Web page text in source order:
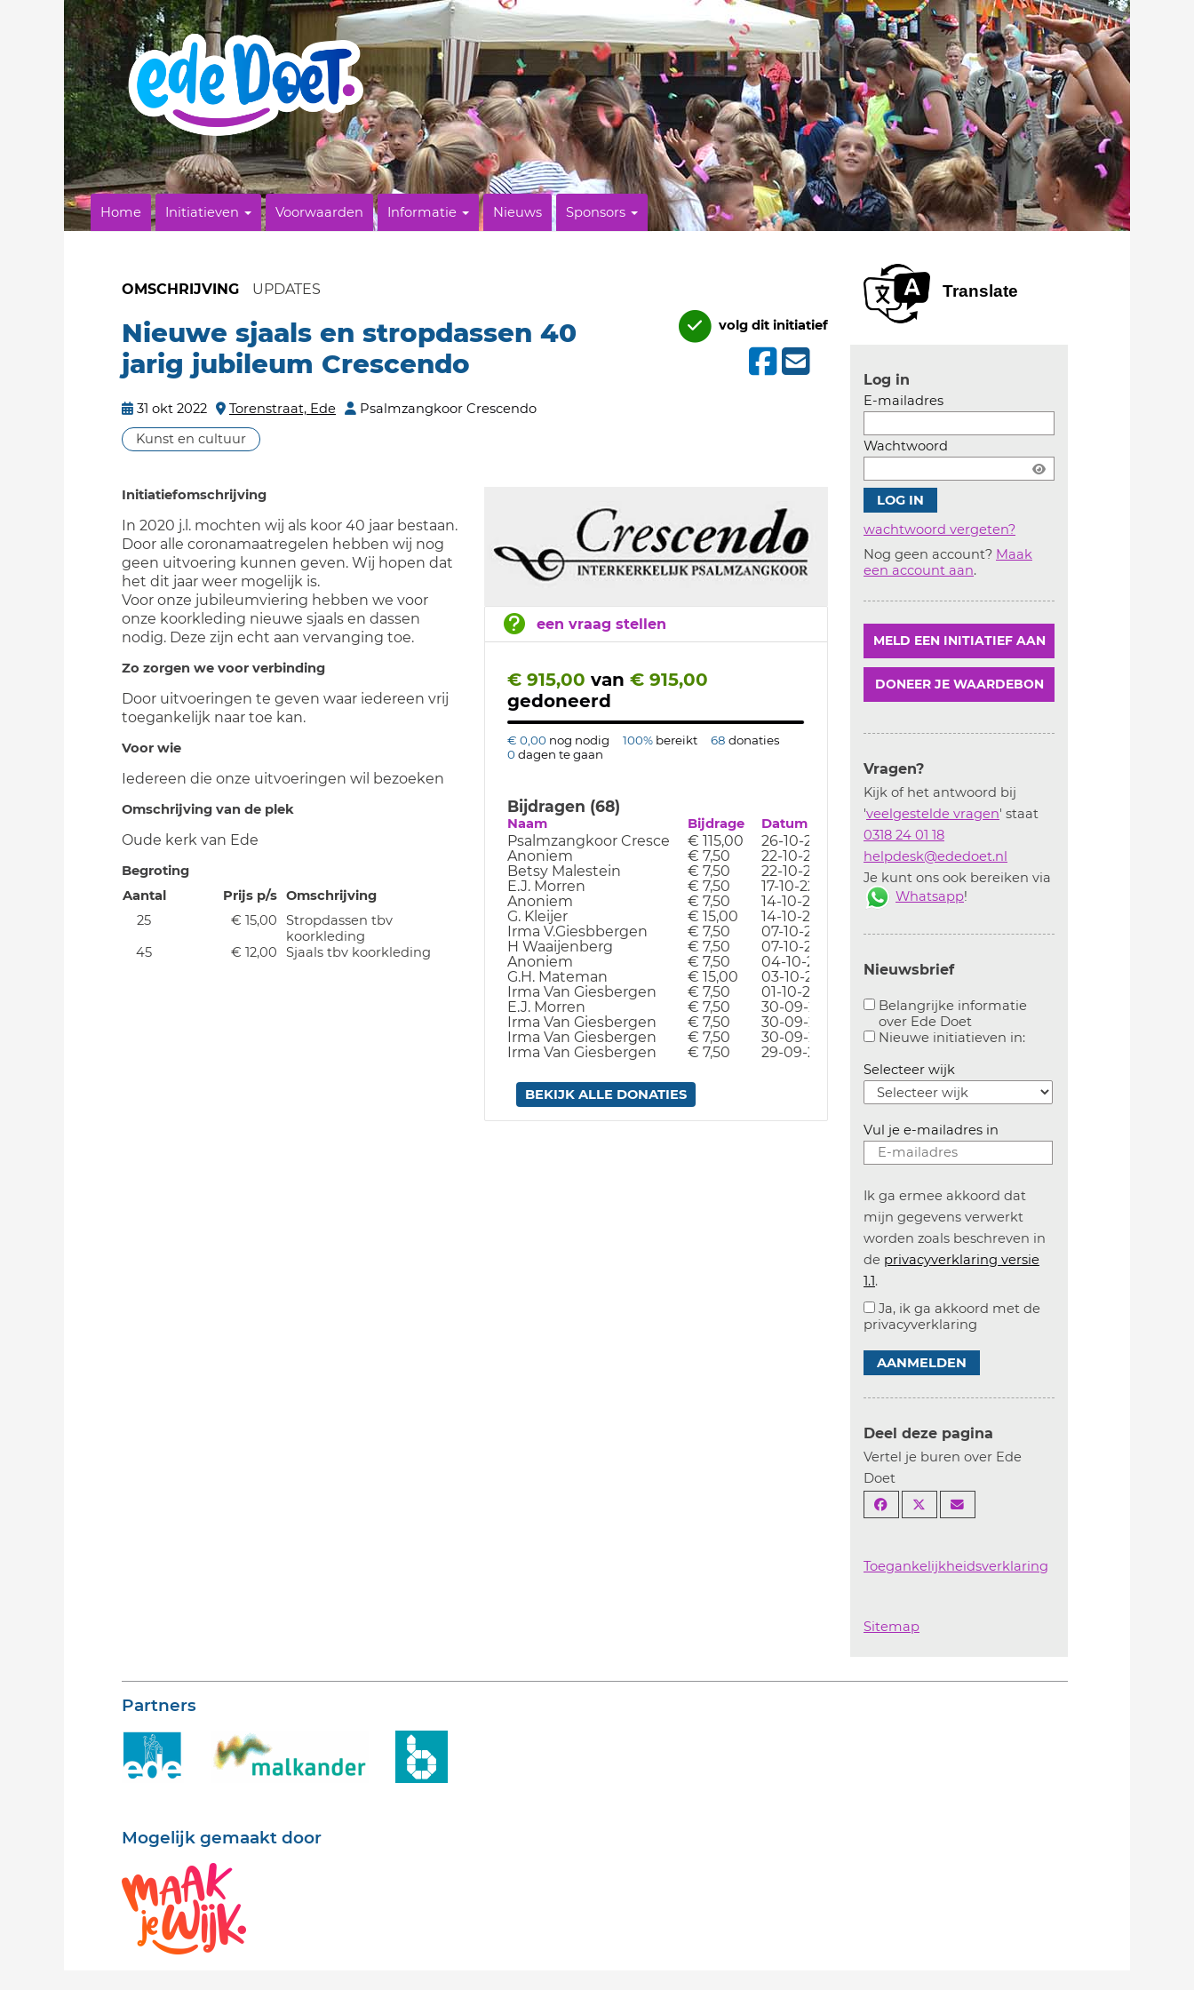
Home Initiatieven Voorwaarden Informatie Nieuws Sponsors
OMSCHRIJVING UPDATES
Nieuwe sjaals en stropdassen 40
jarig jubileum Crescendo
31 okt 2022 Torenstraat, Ede
Psalmzangkoor Crescendo
Kunst en cultuur
volg dit initiatief
een vraag stellen
€ 915,00 van € 915,00
gedoneerd
€ 0,00 nog nodig 100% bereikt 68 donaties
0dagen te gaan
Bijdragen (68)
Naam Bijdrage Datum
Psalmzangkoor Cresce € 115,00
26-10-22
Anoniem
€ 7,50
22-10-22
Betsy Malestein
€ 7,50
22-10-22
E.J. Morren
€ 7,50
17-10-22
Anoniem
€ 7,50
14-10-22
G. Kleijer
€ 15,00
14-10-22
Irma V.Giesbbergen
€ 7,50
07-10-22
H Waaijenberg
€ 7,50
07-10-22
Anoniem
€ 7,50
04-10-22
G.H. Mateman
€ 15,00
03-10-22
Irma Van Giesbergen
€ 7,50
01-10-22
E.J. Morren
€ 7,50
30-09-22
Irma Van Giesbergen
€ 7,50
30-09-22
Irma Van Giesbergen
€ 7,50
30-09-22
Irma Van Giesbergen
€ 7,50 29-09-22
BEKIJK ALLE DONATIES
Initiatiefomschrijving
In 2020 j.l. mochten wij als koor 40 jaar bestaan.
Door alle coronamaatregelen hebben wij nog
geen uitvoering kunnen geven. Wij hopen dat
het dit jaar weer mogelijk is.
Voor onze jubileumviering hebben we voor
onze koorkleding nieuwe sjaals en dassen
nodig. Deze zijn echt aan vervanging toe.
Zo zorgen we voor verbinding
Door uitvoeringen te geven waar iedereen vrij
toegankelijk naar toe kan.
Voor wie
Iedereen die onze uitvoeringen wil bezoeken
Omschrijving van de plek
Oude kerk van Ede
Begroting
Aantal
Prijs p/s Omschrijving
25
€ 15,00
Stropdassen tbv
koorkleding
45
€ 12,00 Sjaals tbv koorkleding
Translate
Log in
E-mailadres
Wachtwoord
wachtwoord vergeten?
Nog geen account? Maak
een account aan.
MELD EEN INITIATIEF AAN
DONEER JE WAARDEBON
Vragen?
Kijk of het antwoord bij
'veelgestelde vragen' staat
0318 24 01 18
helpdesk@ededoet.nl
Je kunt ons ook bereiken via
Whatsapp!
Nieuwsbrief
Belangrijke informatie
over Ede Doet
Aanvinken om belangrijke informatie over
Nieuwe initiatieven in:Aanvinken om
Selecteer wijk
Vul je e-mailadres in
Ik ga ermee akkoord dat
mijn gegevens verwerkt
worden zoals beschreven in
de privacyverklaring versie
1.1.
Ja, ik ga akkoord met de
privacyverklaring
AANMELDEN
Deel deze pagina
Vertel je buren over Ede
Doet
Toegankelijkheidsverklaring
Sitemap
Partners
Mogelijk gemaakt door